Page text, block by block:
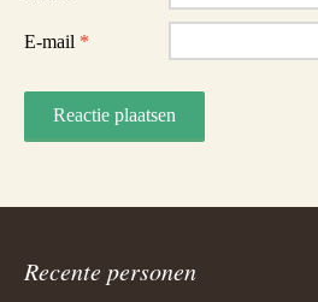
E-mail *
Recente personen